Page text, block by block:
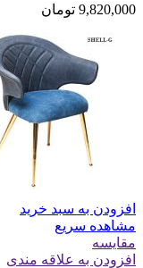
9,820,000 تومان
افزودن به سبد خرید
مشاهده سریع
مقایسه
افزودن به علاقه مندی